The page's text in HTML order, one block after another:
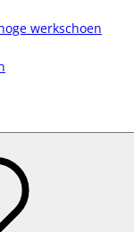
werkschoen